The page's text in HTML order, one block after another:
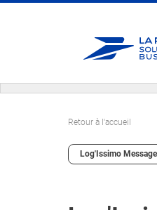
Retour à l'accueil
Log'Issimo